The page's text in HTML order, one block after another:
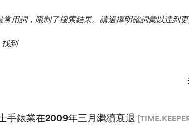
用詞，限制了搜索結果。請選擇明確詞彙以達到更
找到
手錶業在2009年三月繼續衰退